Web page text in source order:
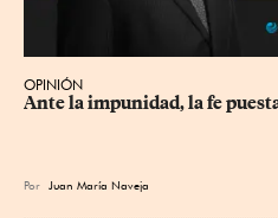
OPINIÓN
Ante la impunidad, la fe
Por Juan María Naveja